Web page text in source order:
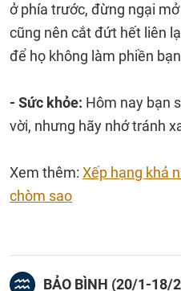
ở phía trước, đừng ngại
cũng nên cắt đứt hết liên
để họ không làm phiền
- Sức khỏe: Hôm nay bạn
vời, nhưng hãy nhớ tránh
Xem thêm: Xếp hạng khả
chòm sao
BẢO BÌNH (20/1-18/